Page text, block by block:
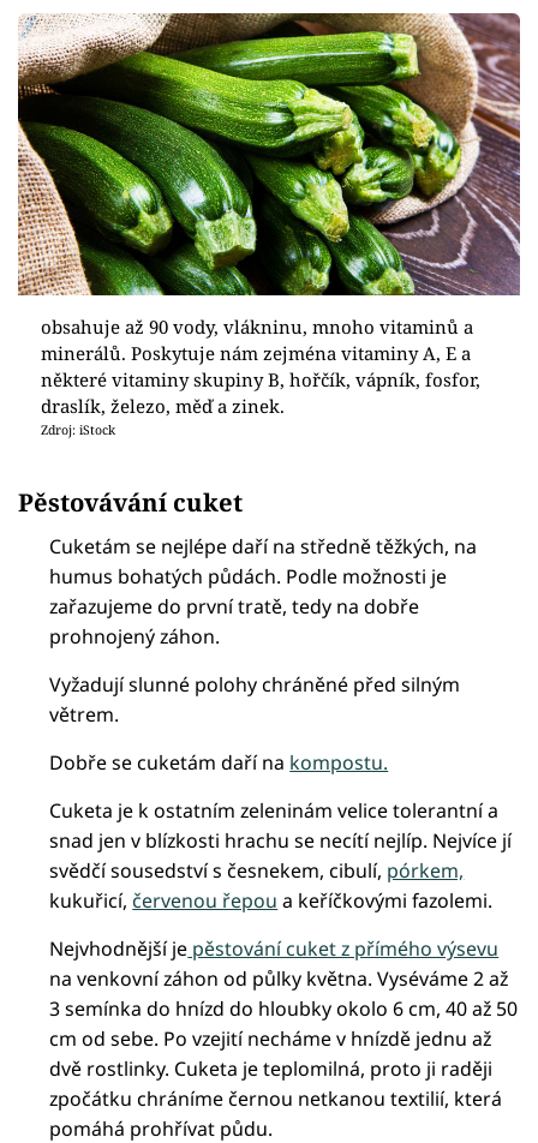
obsahuje až 90 vody, vlákninu, mnoho vitaminů a
minerálů. Poskytuje nám zejména vitaminy A, E a
některé vitaminy skupiny B, hořčík, vápník, fosfor,
draslík, železo, měď a zinek.
Zdroj: iStock
Pěstovávání cuket
Cuketám se nejlépe daří na středně těžkých, na
humus bohatých půdách. Podle možnosti je
zařazujeme do první tratě, tedy na dobře
prohnojený záhon.
Vyžadují slunné polohy chráněné před silným
větrem.
Dobře se cuketám daří na kompostu.
Cuketa je k ostatním zeleninám velice tolerantní a
snad jen v blízkosti hrachu se necítí nejlíp. Nejvíce jí
svědčí sousedství s česnekem, cibulí, pórkem,
kukuřicí, červenou řepou a keříčkovými fazolemi.
Nejvhodnější je pěstování cuket z přímého výsevu
na venkovní záhon od půlky května. Vyséváme 2 až
3 semínka do hnízd do hloubky okolo 6 cm, 40 až 50
cm od sebe. Po vzejití necháme v hnízdě jednu až
dvě rostlinky. Cuketa je teplomilná, proto ji raději
zpočátku chráníme černou netkanou textilií, která
pomáhá prohřívat půdu.